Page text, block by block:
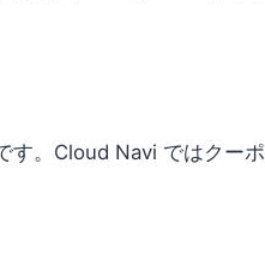
す。Cloud Navi ではクーポ